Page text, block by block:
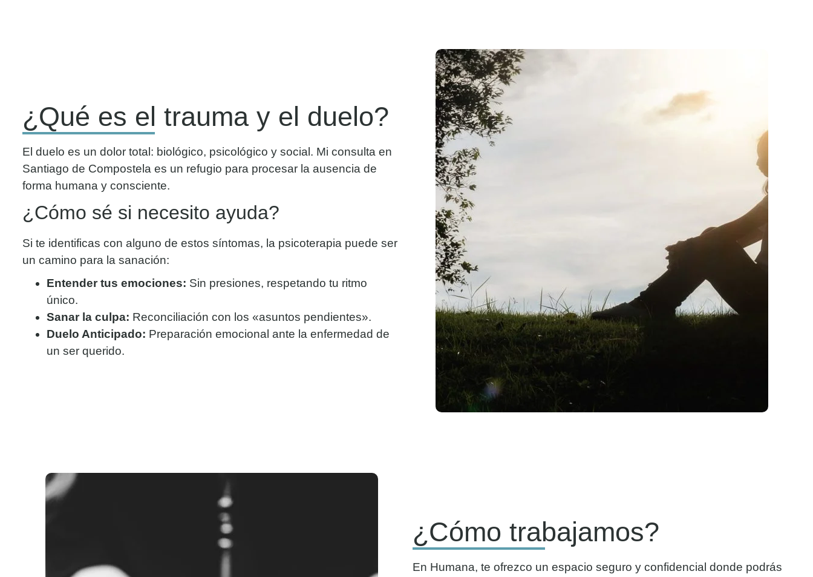
¿Qué es el trauma y el duelo?
El duelo es un dolor total: biológico, psicológico y social. Mi consulta en
Santiago de Compostela es un refugio para procesar la ausencia de
forma humana y consciente.
¿Cómo sé si necesito ayuda?
Si te identificas con alguno de estos síntomas, la psicoterapia puede ser
un camino para la sanación:
Entender tus emociones: Sin presiones, respetando tu ritmo
único.
Sanar la culpa: Reconciliación con los «asuntos pendientes».
Duelo Anticipado: Preparación emocional ante la enfermedad de
un ser querido.
¿Cómo trabajamos?
En Humana, te ofrezco un espacio seguro y confidencial donde podrás